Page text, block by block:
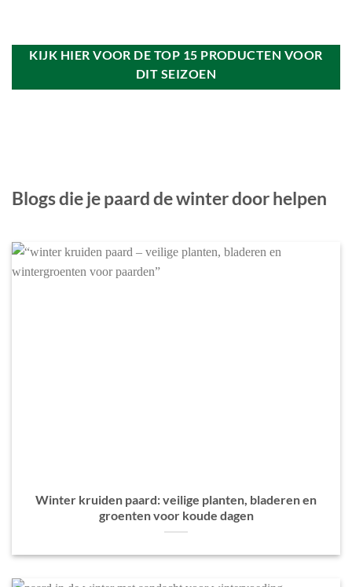
KIJK HIER VOOR DE TOP 15 PRODUCTEN VOOR
DIT SEIZOEN
Blogs die je paard de winter door helpen
Winter kruiden paard: veilige planten, bladeren en
groenten voor koude dagen